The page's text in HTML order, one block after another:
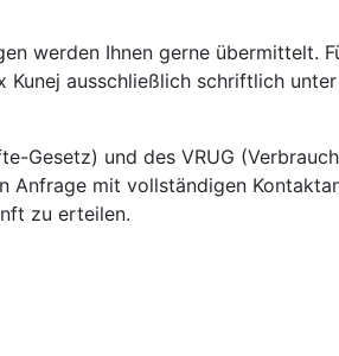
werden Ihnen gerne übermittelt.
ausschließlich schriftlich
Gesetz) und des VRUG
mit vollständigen
zu erteilen.